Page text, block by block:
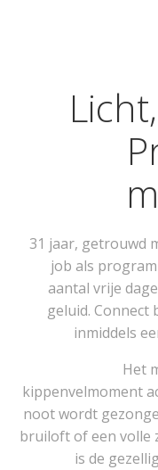
31 jaar, getrouwd
job als
aantal vrije
geluid. Connect
inmiddels
Het
kippenvelmoment
noot wordt
bruiloft of een volle
is de